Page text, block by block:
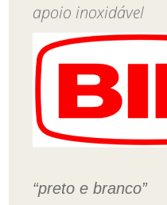
apoio inoxidável
“preto e branco”